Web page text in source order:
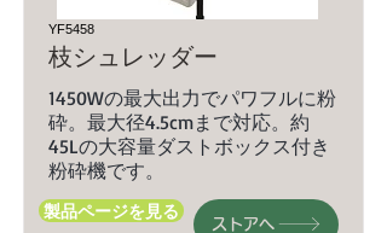
YF5458
枝シュレッダー
1450Wの最大出力でパワフルに粉
砕。最大径4.5cmまで対応。約
45Lの大容量ダストボックス付き
粉砕機です。
製品ページを見る
ストアへ